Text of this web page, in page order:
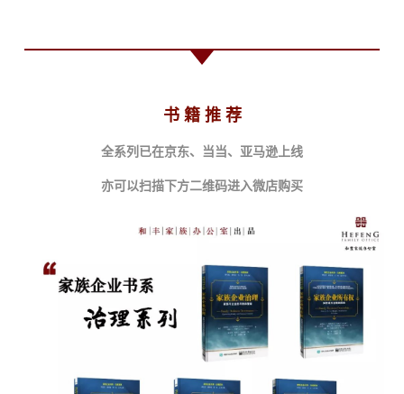
书 籍 推 荐
全系列已在京东、当当、亚马逊上线
亦可以扫描下方二维码进入微店购买